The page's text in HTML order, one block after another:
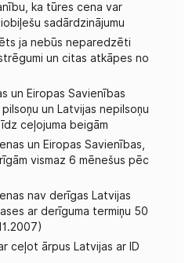
ka tūres cena var
sadārdzinājumu
ja nebūs neparedzēti
un citas atkāpes no
un Eiropas Savienības
un Latvijas nepilsoņu
ceļojuma beigām
un Eiropas Savienības,
vismaz 6 mēnešus pēc
nav derīgas Latvijas
ar derīguma termiņu 50
ceļot ārpus Latvijas ar ID